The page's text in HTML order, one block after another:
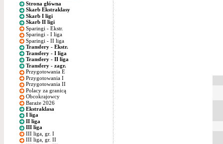
Strona główna
Skarb Ekstraklasy
Skarb I ligi
Skarb II ligi
Sparingi - Ekstr.
Sparingi - I liga
Sparingi - II liga
Transfery - Ekstr.
Transfery - I liga
Transfery - II liga
Transfery - zagr.
Przygotowania E
Przygotowania I
Przygotowania II
Polacy za granicą
Obcokrajowcy
Baraże 2026
Ekstraklasa
I liga
II liga
III liga
III liga, gr. I
III liga, gr. II